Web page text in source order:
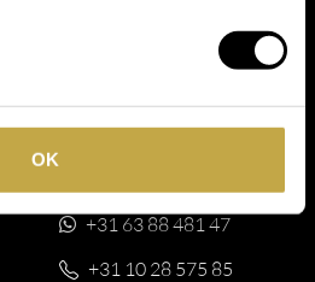
OK
+31 63 88 481 47
+31 10 28 575 85